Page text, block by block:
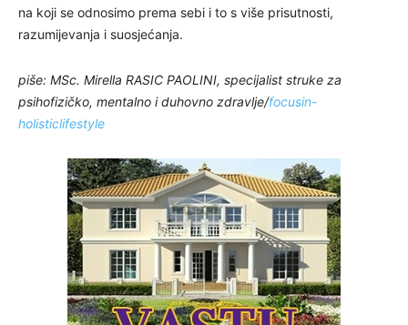
na koji se odnosimo prema sebi i to s više prisutnosti,
razumijevanja i suosjećanja.
piše: MSc. Mirella RASIC PAOLINI, specijalist struke za
psihofizičko, mentalno i duhovno zdravlje/focusin-
holisticlifestyle